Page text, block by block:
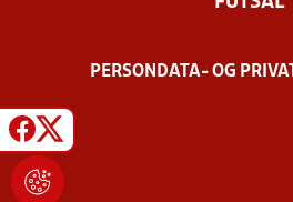
PERSONDATA- OG